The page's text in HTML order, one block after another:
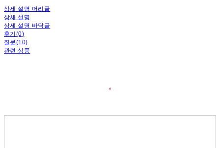
상세 설명 머리글
상세 설명
상세 설명 바닥글
후기(0)
질문(10)
관련 상품
❛